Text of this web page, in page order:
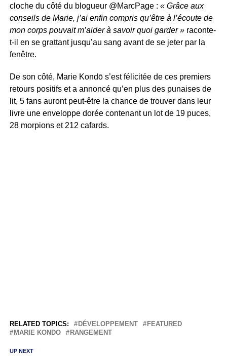
cloche du côté du blogueur @MarcPage : « Grâce aux
conseils de Marie, j’ai enfin compris qu’être à l’écoute de
mon corps pouvait m’aider à savoir quoi garder »raconte-
t-il en se grattant jusqu’au sang avant de se jeter par la
fenêtre.
De son côté, Marie Kondō s’est félicitée de ces premiers
retours positifs et a annoncé qu’en plus des punaises de
lit, 5 fans auront peut-être la chance de trouver dans leur
livre une enveloppe dorée contenant un lot de 19 puces,
28 morpions et 212 cafards.
RELATED TOPICS: DÉVELOPPEMENT
FEATURED
MARIE KONDO
RANGEMENT
UP NEXT